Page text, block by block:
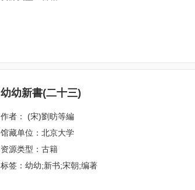
幼幼新書(二十三)
作者： (宋)劉昉等編
馆藏单位：北京大学
资源类型：古籍
标签：幼幼;新书;宋朝;编著